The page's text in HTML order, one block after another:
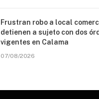
Frustran robo a local
detienen a sujeto con dos
vigentes en Calama
07/08/2026